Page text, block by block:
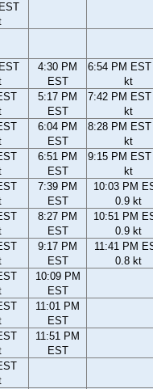
4:30 PM
EST
6:54 PM
kt
5:17 PM
EST
7:42 PM
kt
6:04 PM
EST
8:28 PM
kt
6:51 PM
EST
9:15 PM
kt
7:39 PM
EST
10:03 PM
0.9 kt
8:27 PM
EST
10:51 PM
0.9 kt
9:17 PM
EST
11:41 PM
0.8 kt
10:09 PM
EST
11:01 PM
EST
11:51 PM
EST